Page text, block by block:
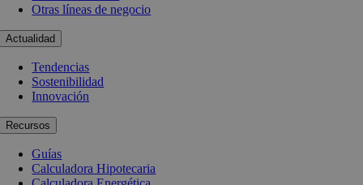
Otras líneas de negocio
Actualidad
Tendencias
Sostenibilidad
Innovación
Recursos
Guías
Calculadora Hipotecaria